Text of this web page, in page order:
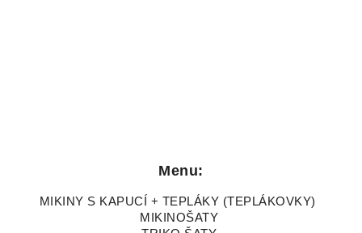
Menu:
MIKINY S KAPUCÍ + TEPLÁKY (TEPLÁKOVKY)
MIKINOŠATY